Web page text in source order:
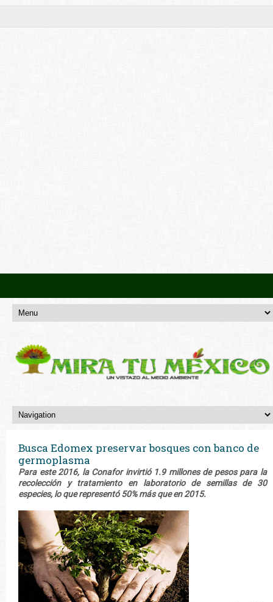
Busca Edomex preservar bosques con banco de
germoplasma
Para este 2016, la Conafor invirtió 1.9 millones de pesos para la
recolección y tratamiento en laboratorio de semillas de 30
especies, lo que representó 50% más que en 2015.